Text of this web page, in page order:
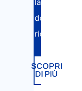
la
richiesta.
SCOPRI
DI PIÙ